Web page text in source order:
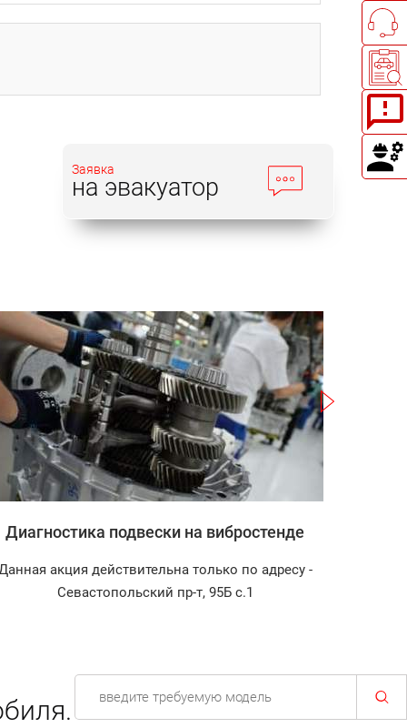
Заявка
на эвакуатор
Записаться
Диагностика подвески на вибростенде
акция действительна только по адресу -
Севастопольский пр-т, 95Б с.1